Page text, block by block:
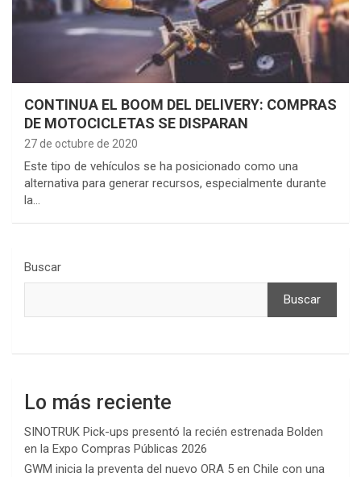
CONTINUA EL BOOM DEL DELIVERY: COMPRAS
DE MOTOCICLETAS SE DISPARAN
27 de octubre de 2020
Este tipo de vehículos se ha posicionado como una
alternativa para generar recursos, especialmente durante
la…
Buscar
Buscar
Lo más reciente
SINOTRUK Pick-ups presentó la recién estrenada Bolden
en la Expo Compras Públicas 2026
GWM inicia la preventa del nuevo ORA 5 en Chile con una